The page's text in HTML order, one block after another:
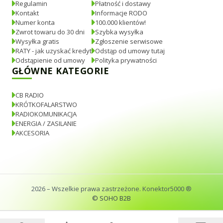
Regulamin
Kontakt
Numer konta
Zwrot towaru do 30 dni
Wysyłka gratis
RATY - jak uzyskać kredyt
Odstąpienie od umowy
Płatność i dostawy
Informacje RODO
100.000 klientów!
Szybka wysyłka
Zgłoszenie serwisowe
Odstąp od umowy tutaj
Polityka prywatności
GŁÓWNE KATEGORIE
CB RADIO
KRÓTKOFALARSTWO
RADIOKOMUNIKACJA
ENERGIA / ZASILANIE
AKCESORIA
2026– Wszelkie prawa zastrzeżone. Konektor5000 ®
© SOHO B2B